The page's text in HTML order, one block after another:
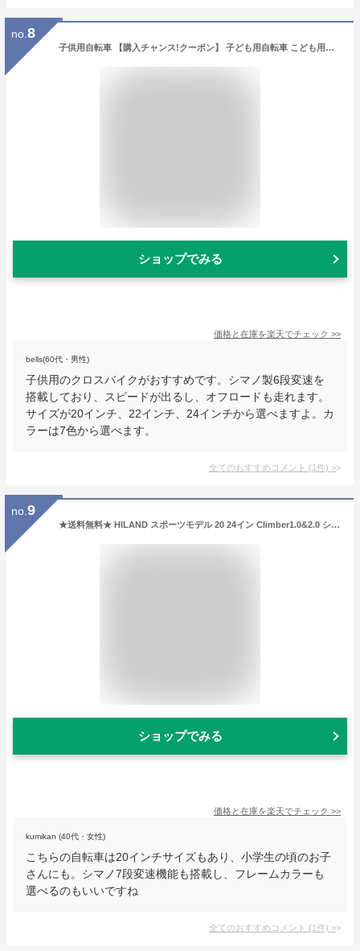
no. 8
子供用自転車 【購入チャンス!クーポン】 子ども用自転車 こども用自転車 《動画あり》 20インチ 22インチ 24インチ 全11色 クロスバイク シマノ 6段変速 こども じてんしゃ 男の子 女の子 小学生 キッズ ジュニア ☆ プレゼント ギフト 父の日 新生活 防災 梅雨
ショップでみる
価格と在庫を楽天でチェック >>
bells(60代・男性)
子供用のクロスバイクがおすすめです。シマノ製6段変速を
搭載しており、スピードが出るし、オフロードも走れます。
サイズが20インチ、22インチ、24インチから選べますよ。カ
ラーは7色から選べます。
全てのおすすめコメント (1件) >
no. 9
★送料無料★ HILAND スポーツモデル 20 24イン Climber1.0&2.0 シマノ製7段変速 フロントサスペンション 自転車 クロスバイク マウンテンバイク 子供用自転車 中学生 高校生 学生 通勤 通学 ジュニア用 小学生 低身長 大人
ショップでみる
価格と在庫を楽天でチェック >>
kumikan (40代・女性)
こちらの自転車は20インチサイズもあり、小学生の頃のお子
さんにも。シマノ7段変速機能も搭載し、フレームカラーも
選べるのもいいですね
全てのおすすめコメント (1件) >